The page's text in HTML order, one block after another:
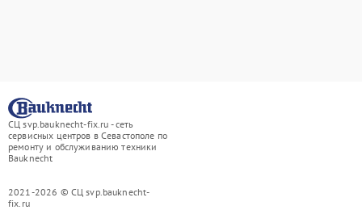
СЦ svp.bauknecht-fix.ru - сеть
сервисных центров в Севастополе по
ремонту и обслуживанию техники
Bauknecht
2021-2026 © СЦ svp.bauknecht-
fix.ru